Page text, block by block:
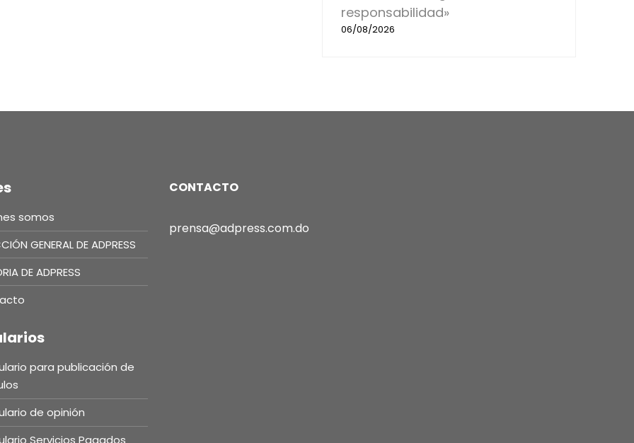
responsabilidad»
06/08/2026
somos
GENERAL DE ADPRESS
DE ADPRESS
para publicación de
de opinión
Servicios Pagados
CONTACTO
prensa@adpress.com.do